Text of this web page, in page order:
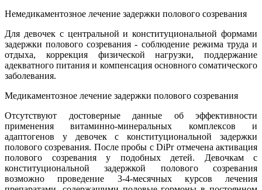
Немедикаментозное лечение задержки полового созревания
Для девочек с центральной и конституциональной формами
задержки полового созревания - соблюдение режима труда и
отдыха, коррекция физической нагрузки, поддержание
адекватного питания и компенсация основного соматического
заболевания.
Медикаментозное лечение задержки полового созревания
Отсутствуют достоверные данные об эффективности
применения витаминно-минеральных комплексов и
адаптогенов у девочек с конституциональной задержки
полового созревания. После пробы с DiPr отмечена активация
полового созревания у подобных детей. Девочкам с
конституциональной задержкой полового созревания
возможно проведение 3-4-месячных курсов лечения